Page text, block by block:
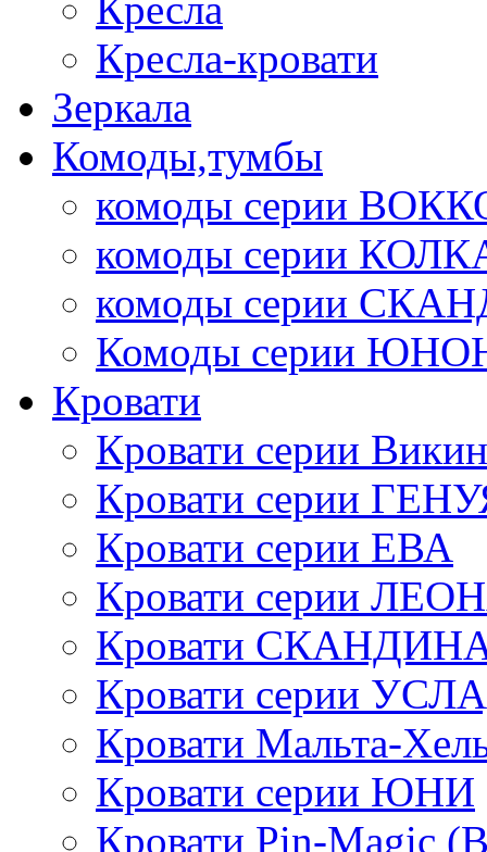
Кресла
Кресла-кровати
Зеркала
Комоды,тумбы
комоды серии
комоды серии
комоды серии
Комоды серии
Кровати
Кровати серии
Кровати серии
Кровати серии ЕВА
Кровати серии
Кровати
Кровати серии
Кровати Мальта-
Кровати серии ЮНИ
Кровати Pin-Magic